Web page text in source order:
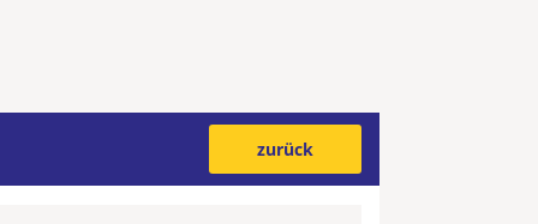
zurück